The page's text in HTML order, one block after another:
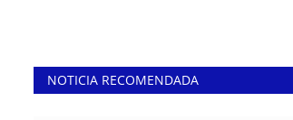
NOTICIA RECOMENDADA